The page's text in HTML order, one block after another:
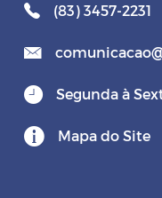
(83) 3457-2231
Segunda à
Mapa do Site